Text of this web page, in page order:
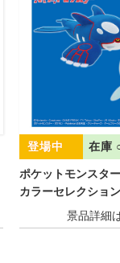
ポケットモンスタ
カラーセレクショ
blue～カイオーガ
～
在庫